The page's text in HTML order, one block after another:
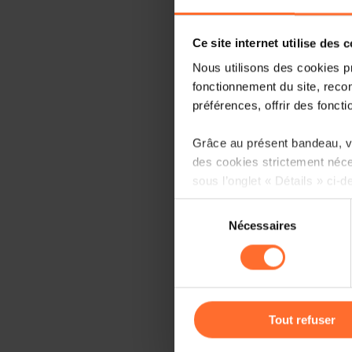
Ce site internet utilise des
Nous utilisons des cookies
fonctionnement du site,
préférences, offrir des
Grâce au présent bandeau,
des cookies strictement
sous l’onglet « Détails » ci-
Il est précisé que la
cas de refus de tous les
gauche de chaque page.
consentement
Nécessaires
Tout refuser